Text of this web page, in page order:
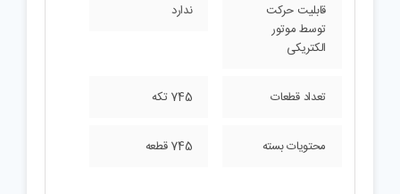
قابلیت حرکت
توسط موتور
الکتریکی
ندارد
تعداد قطعات 745 تکه
محتویات بسته 745 قطعه